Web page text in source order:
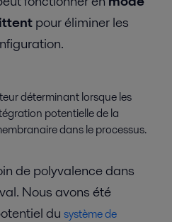
pour éliminer les
déterminant lorsque les
potentielle de la
dans le processus.
de polyvalence dans
Nous avons été
du système de